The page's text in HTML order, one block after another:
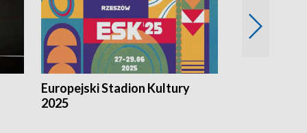
Europejski Stadion Kultury
2025